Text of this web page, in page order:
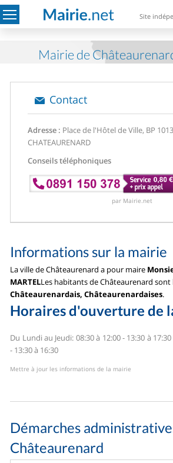
Site
Mairie de
Contact
Adresse : Place de l'Hôtel de Ville, BP 10
CHATEAURENARD
Conseils téléphoniques
par Mairie.net
Informations sur la mairie
La ville de Châteaurenard a pour maire
MARTELLes habitants de Châteaurenard sont
Châteaurenardais, Châteaurenardaises.
Horaires d'ouverture de
Du Lundi au Jeudi: 08:30 à 12:00 - 13:30 à 17:30
- 13:30 à 16:30
Mettre à jour les informations de la mairie
Démarches
Châteaurenard